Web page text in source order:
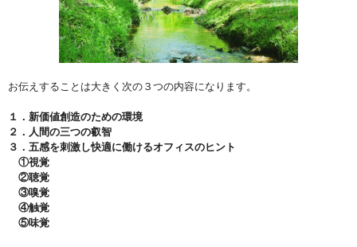
お伝えすることは大きく次の３つの内容になります。
１．新価値創造のための環境
２．人間の三つの叡智
３．五感を刺激し快適に働けるオフィスのヒント
①視覚
②聴覚
③嗅覚
④触覚
⑤味覚